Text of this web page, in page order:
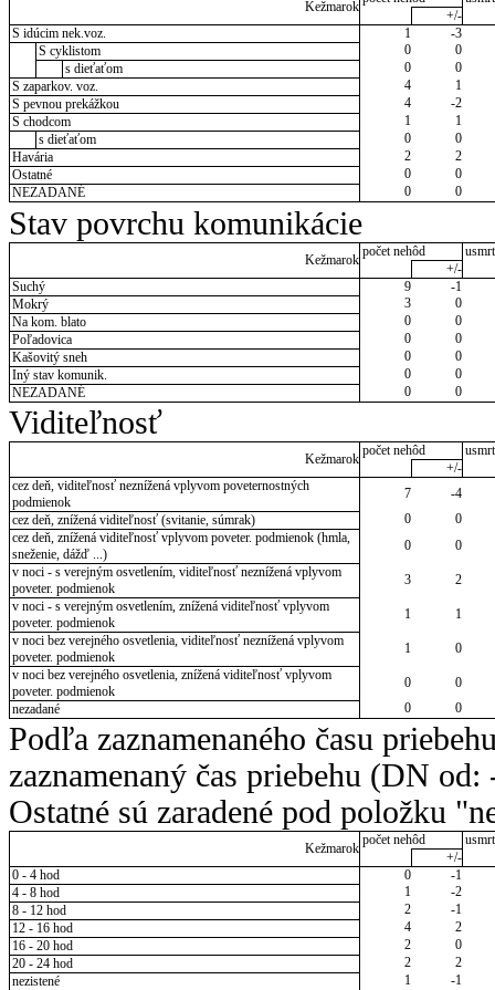
Kežmarok
+/-
S idúcim nek.voz.
1
-3
S cyklistom
0
0
s dieťaťom
0
0
S zaparkov. voz.
4
1
S pevnou prekážkou
4
-2
S chodcom
1
1
s dieťaťom
0
0
Havária
2
2
Ostatné
0
0
NEZADANÉ
0 0
Stav povrchu komunikácie
Kežmarok
počet nehôd
+/-
Suchý
9
-1
Mokrý
3
0
Na kom. blato
0
0
Poľadovica
0
0
Kašovitý sneh
0
0
Iný stav komunik.
0
0
NEZADANÉ
0 0
Viditeľnosť
Kežmarok
počet nehôd
+/-
cez deň, viditeľnosť neznížená vplyvom poveternostných
podmienok
7
-4
cez deň, znížená viditeľnosť (svitanie, súmrak)
0
0
cez deň, znížená viditeľnosť vplyvom poveter. podmienok (hmla,
sneženie, dážď ...)
0
0
v noci - s verejným osvetlením, viditeľnosť neznížená vplyvom
poveter. podmienok
3
2
v noci - s verejným osvetlením, znížená viditeľnosť vplyvom
poveter. podmienok
1
1
v noci bez verejného osvetlenia, viditeľnosť neznížená vplyvom
poveter. podmienok
1
0
v noci bez verejného osvetlenia, znížená viditeľnosť vplyvom
poveter. podmienok
0
0
nezadané
0 0
Podľa zaznamenaného času
zaznamenaný čas priebehu (DN
Ostatné sú zaradené pod položku
Kežmarok
počet nehôd
+/-
0 - 4 hod
0
-1
4 - 8 hod
1
-2
8 - 12 hod
2
-1
12 - 16 hod
4
2
16 - 20 hod
2
0
20 - 24 hod
2
2
nezistené
1 -1